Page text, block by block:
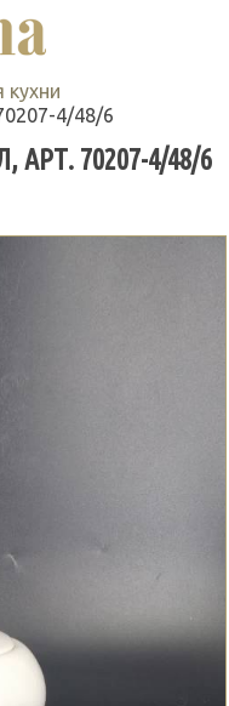
4/48/6
70207-4/48/6